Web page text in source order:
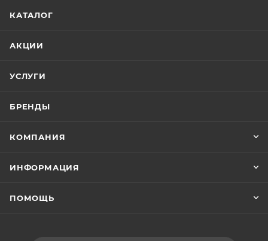
КАТАЛОГ
АКЦИИ
УСЛУГИ
БРЕНДЫ
КОМПАНИЯ
ИНФОРМАЦИЯ
ПОМОЩЬ